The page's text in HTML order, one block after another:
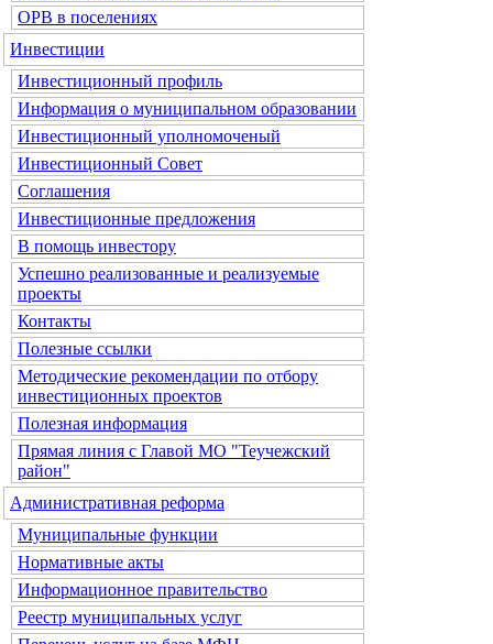
ОРВ в поселениях
Инвестиции
Инвестиционный профиль
Информация о муниципальном образовании
Инвестиционный уполномоченый
Инвестиционный Совет
Соглашения
Инвестиционные предложения
В помощь инвестору
Успешно реализованные и реализуемые
проекты
Контакты
Полезные ссылки
Методические рекомендации по отбору
инвестиционных проектов
Полезная информация
Прямая линия с Главой МО "Теучежский
район"
Административная реформа
Муниципальные функции
Нормативные акты
Информационное правительство
Реестр муниципальных услуг